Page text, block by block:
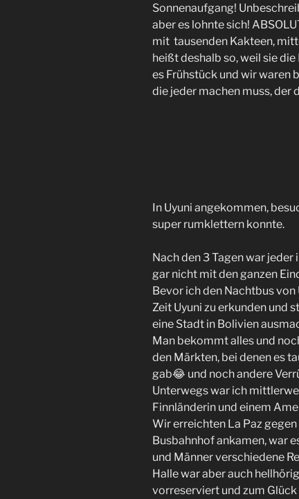
Sonnenaufgang!
aber es lohnte sich!
mit tausenden Kakteen,
heißt deshalb so, weil sie
es Frühstück und wir waren
die jeder machen muss, der
In Uyuni angekommen,
super rumklettern konnte.
Nach den 3 Tagen war
gar nicht mit den ganzen
Bevor ich den Nachtbus von
Zeit Uyuni zu erkunden und
eine Stadt in Bolivien
Man bekommt alles und
den Märkten, bei denen es
gab😂 und noch andere
Unterwegs war ich
Finnländerin und einem
Wir erreichten La Paz
Busbahnhof ankamen, war
und Männer verschiedene
Halle war aber auch
vorreserviert und zum